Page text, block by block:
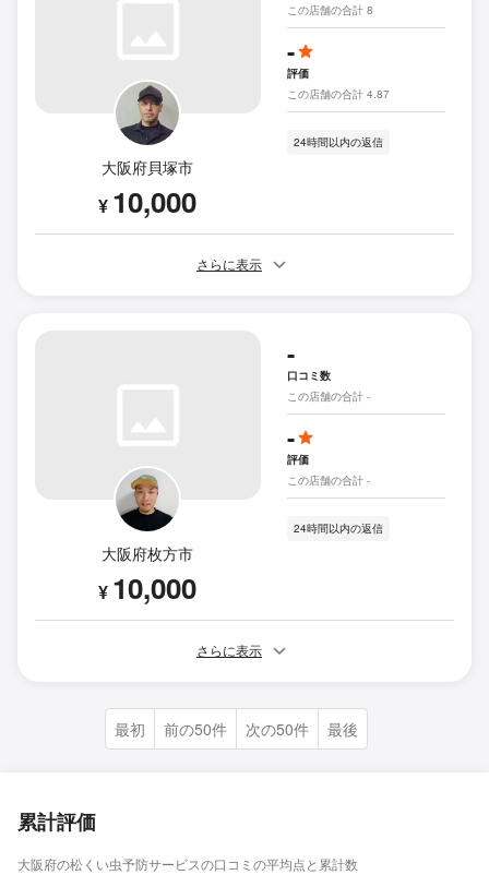
大阪府貝塚市
¥ 10,000
この店舗の合計 8
-
評価
この店舗の合計 4.87
24時間以内の返信
さらに表示
大阪府枚方市
¥ 10,000
-
口コミ数
この店舗の合計 -
-
評価
この店舗の合計 -
24時間以内の返信
さらに表示
最初 前の50件 次の50件 最後
累計評価
大阪府の松くい虫予防サービスの口コミの平均点と累計数